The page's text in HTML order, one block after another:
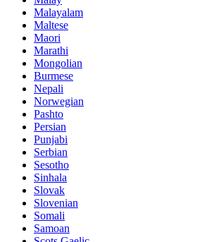
Malayalam
Maltese
Maori
Marathi
Mongolian
Burmese
Nepali
Norwegian
Pashto
Persian
Punjabi
Serbian
Sesotho
Sinhala
Slovak
Slovenian
Somali
Samoan